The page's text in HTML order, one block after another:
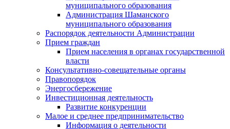
муниципального образования
Администрация Шаманского
муниципального образования
Распорядок деятельности Администрации
Прием граждан
Прием населения в органах государственной
власти
Консультативно-совещательные органы
Правопорядок
Энергосбережение
Инвестиционная деятельность
Развитие конкуренции
Малое и среднее предпринимательство
Информация о деятельности